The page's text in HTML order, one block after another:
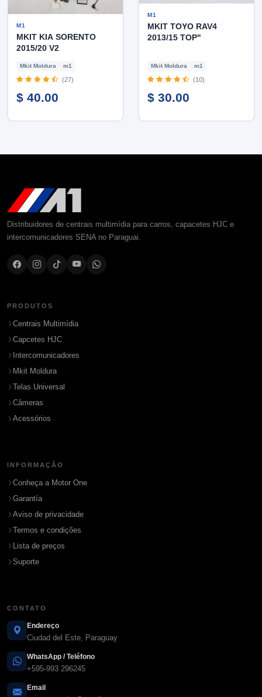
M1
MKIT KIA SORENTO
2015/20 V2
Mkit Moldura m1
(27)
$ 40.00
M1
MKIT TOYO RAV4
2013/15 TOP"
Mkit Moldura m1
(10)
$ 30.00
Distribuidores de centrais multimídia para carros, capacetes HJC e
intercomunicadores SENA no Paraguai.
PRODUTOS
Centrais Multimídia
Capcetes HJC
Intercomunicadores
Mkit Moldura
Telas Universal
Câmeras
Acessórios
INFORMAÇÃO
Conheça a Motor One
Garantía
Aviso de privacidade
Termos e condições
Lista de preços
Suporte
CONTATO
Endereço
Ciudad del Este, Paraguay
WhatsApp / Teléfono
+595-993 296245
Email